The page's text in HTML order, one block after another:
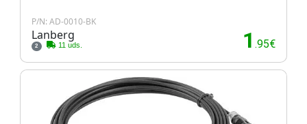
P/N: AD-0010-BK
Lanberg
2 11 uds. 1 .95€